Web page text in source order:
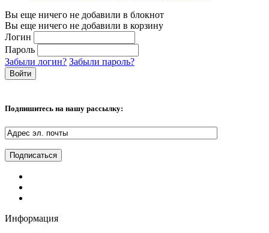
Вы еще ничего не добавили в блокнот
Вы еще ничего не добавили в корзину
Логин
Пароль
Забыли логин? Забыли пароль?
Подпишитесь на нашу рассылку:
Информация